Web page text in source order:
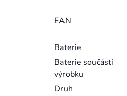
EAN
Baterie
Baterie součástí
výrobku
Druh